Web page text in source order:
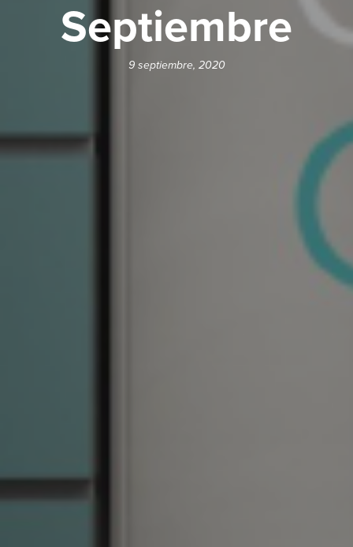
Septiembre
9 septiembre, 2020